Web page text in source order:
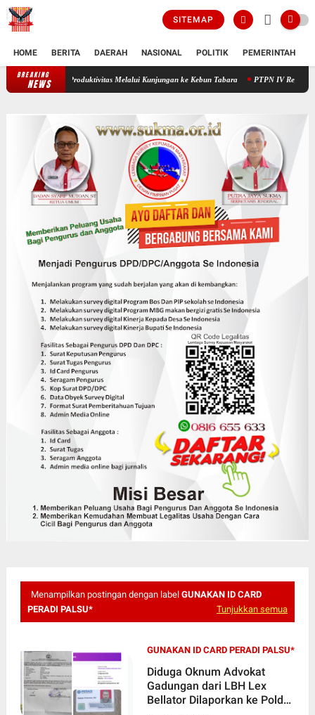
SITEMAP
HOME BERITA DAERAH NASIONAL POLITIK PEMERINTAH
BREAKING
NEWS Operation Head I PTPN IV Regional V Dorong Akselerasi Produktivitas
Menampilkan postingan dengan label GUNAKAN ID CARD
PERADI PALSU*
Tunjukkan semua
GUNAKAN ID CARD PERADI PALSU*
Diduga Oknum Advokat
Gadungan dari LBH Lex
Bellator Dilaporkan ke Polda